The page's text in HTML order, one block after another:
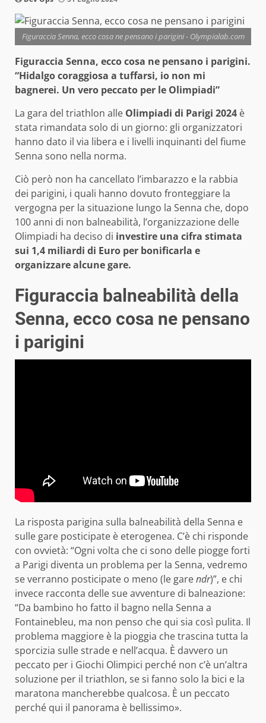
Figuraccia Senna, ecco cosa ne pensano i parigini - Olympialab.com
Figuraccia Senna, ecco cosa ne pensano i parigini.
“Hidalgo coraggiosa a tuffarsi, io non mi
bagnerei. Un vero peccato per le Olimpiadi”
La gara del triathlon alle Olimpiadi di Parigi 2024 è
stata rimandata solo di un giorno: gli organizzatori
hanno dato il via libera e i livelli inquinanti del fiume
Senna sono nella norma.
Ciò però non ha cancellato l’imbarazzo e la rabbia
dei parigini, i quali hanno dovuto fronteggiare la
vergogna per la situazione lungo la Senna che, dopo
100 anni di non balneabilità, l’organizzazione delle
Olimpiadi ha deciso di investire una cifra stimata
sui 1,4 miliardi di Euro per bonificarla e
organizzare alcune gare.
Figuraccia balneabilità della
Senna, ecco cosa ne pensano
i parigini
La risposta parigina sulla balneabilità della Senna e
sulle gare posticipate è eterogenea. C’è chi risponde
con ovvietà: “Ogni volta che ci sono delle piogge forti
a Parigi diventa un problema per la Senna, vedremo
se verranno posticipate o meno (le garendr)”, e chi
invece racconta delle sue avventure di balneazione:
“Da bambino ho fatto il bagno nella Senna a
Fontainebleu, ma non penso che qui sia così pulita. Il
problema maggiore è la pioggia che trascina tutta la
sporcizia sulle strade e nell’acqua. È davvero un
peccato per i Giochi Olimpici perché non c’è un’altra
soluzione per il triathlon, se si fanno solo la bici e la
maratona mancherebbe qualcosa. È un peccato
perché qui il panorama è bellissimo».